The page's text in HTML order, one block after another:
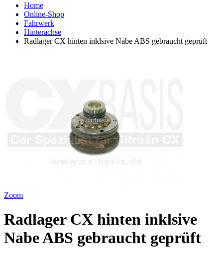
Home
Online-Shop
Fahrwerk
Hinterachse
Radlager CX hinten inklsive Nabe ABS gebraucht geprüft
Zoom
Radlager CX hinten inklsive
Nabe ABS gebraucht geprüft